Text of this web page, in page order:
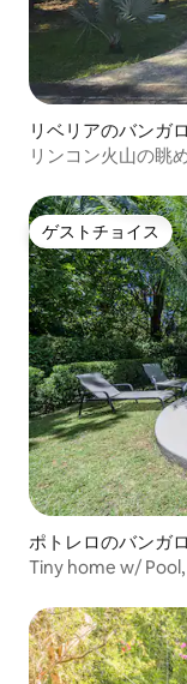
リベリアのバンガ
リンコン火山の眺
ゲストチョイス
ゲストチョイス
ポトレロのバンガ
Tiny home w/